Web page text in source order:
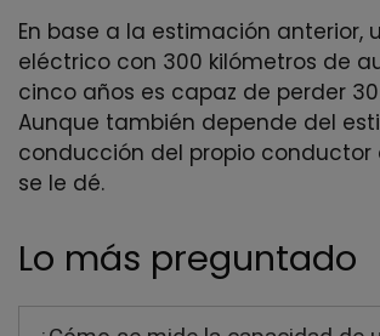
En base a la estimación anterior,
eléctrico con 300 kilómetros de
cinco años es capaz de perder
Aunque también depende del
conducción del propio conductor
se le dé.
Lo más preguntado